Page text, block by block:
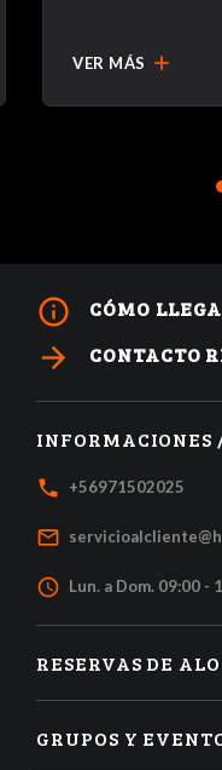
VER MÁS add
info_outline CÓMO
arrow_forward CONTACTO
INFORMACIONES
local_phone +56971502025
mail_outline
access_time Lun. a Dom. 09:00 -
RESERVAS DE
GRUPOS Y